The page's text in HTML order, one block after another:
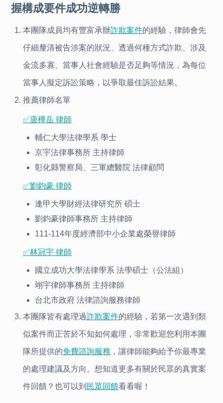
握構成要件成功逆轉勝
本團隊成員均有豐富承辦詐欺案件的經驗，律師會先
仔細釐清被告涉案的狀況、透過何種方式詐欺、涉及
金流多寡、當事人社會經驗是否足夠等情況，為每位
當事人擬定訴訟策略，以爭取最佳訴訟結果。
推薦律師名單
✅唐樺岳 律師
輔仁大學法律學系 學士
京宇法律事務所 主持律師
彰化縣警察局、三軍總醫院 法律顧問
✅劉鈞豪 律師
逢甲大學財經法律研究所 碩士
劉鈞豪律師事務所 主持律師
111-114年度經濟部中小企業處榮譽律師
✅林冠宇 律師
國立成功大學法律學系 法學碩士（公法組）
翊宇律師事務所 主持律師
台北市政府 法律諮詢服務律師
本團隊皆有處理過詐欺案件的經驗，若第一次遇到類
似案件而正苦於不知如何處理，非常歡迎您利用本團
隊所提供的免費諮詢服務 ，讓律師能夠給予你最專業
的處理建議及方向。想知道更多有關於民眾的真實案
件回饋？也可以到 民眾回饋看看喔！